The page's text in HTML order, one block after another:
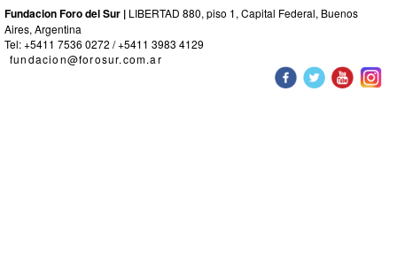
Fundacion Foro del Sur | LIBERTAD 880, piso 1, Capital Federal, Buenos
Aires, Argentina
Tel: +5411 7536 0272 / +5411 3983 4129
fundacion@forosur.com.ar